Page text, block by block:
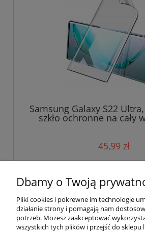
Samsung Galaxy S22
szkło ochronne na cały
45,99 zł
Dbamy o Twoją
Pliki cookies i pokrewne im technologie
działanie strony i pomagają nam
potrzeb. Możesz zaakceptować
wszystkich tych plików i przejść do sklepu